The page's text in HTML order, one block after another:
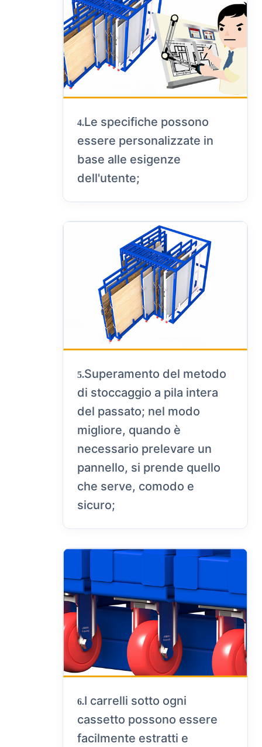
4.Le specifiche possono
essere personalizzate in
base alle esigenze
dell'utente;
5.Superamento del metodo
di stoccaggio a pila intera
del passato; nel modo
migliore, quando è
necessario prelevare un
pannello, si prende quello
che serve, comodo e
sicuro;
6.I carrelli sotto ogni
cassetto possono essere
facilmente estratti e